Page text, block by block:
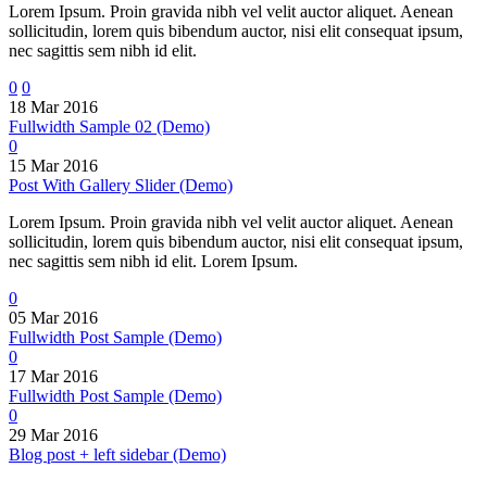
Lorem Ipsum. Proin gravida nibh vel velit auctor aliquet. Aenean
sollicitudin, lorem quis bibendum auctor, nisi elit consequat ipsum,
nec sagittis sem nibh id elit.
0 0
18 Mar 2016
Fullwidth Sample 02 (Demo)
0
15 Mar 2016
Post With Gallery Slider (Demo)
Lorem Ipsum. Proin gravida nibh vel velit auctor aliquet. Aenean
sollicitudin, lorem quis bibendum auctor, nisi elit consequat ipsum,
nec sagittis sem nibh id elit. Lorem Ipsum.
0
05 Mar 2016
Fullwidth Post Sample (Demo)
0
17 Mar 2016
Fullwidth Post Sample (Demo)
0
29 Mar 2016
Blog post + left sidebar (Demo)